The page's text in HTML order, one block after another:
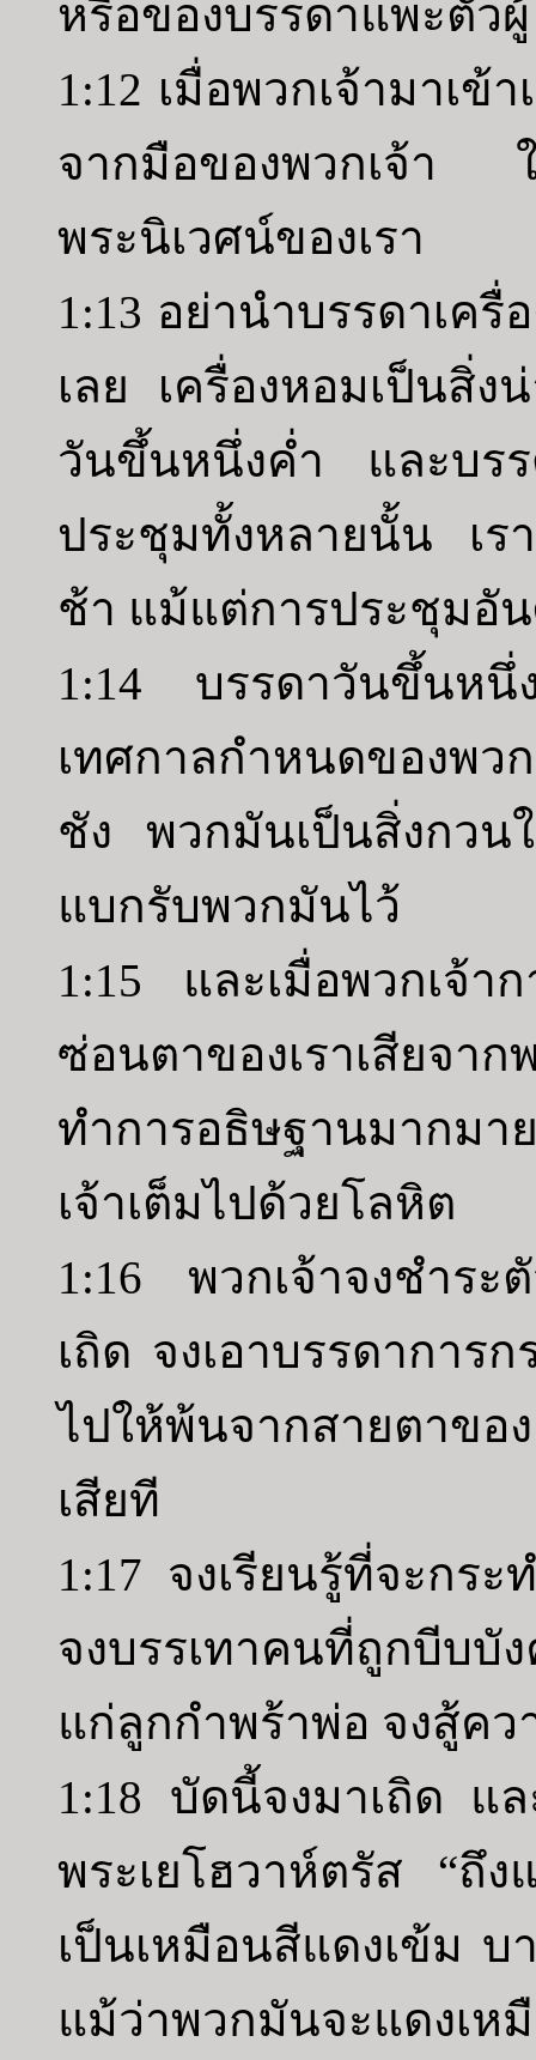
หรือของบรรดาแพะตัวผู้
1:12 เมื่อพวกเจ้ามาเข้
จากมือของพวกเจ้า ใ
พระนิเวศน์ของเรา
1:13 อย่านำบรรดาเค
เลย เครื่องหอมเป็นสิ่ง
วันขึ้นหนึ่งค่ำ และบรร
ประชุมทั้งหลายนั้น เร
ช้า แม้แต่การประชุมอั
1:14 บรรดาวันขึ้นหนึ่
เทศกาลกำหนดของพว
ชัง พวกมันเป็นสิ่งกวน
แบกรับพวกมันไว้
1:15 และเมื่อพวกเจ้า
ซ่อนตาของเราเสียจาก
ทำการอธิษฐานมากม
เจ้าเต็มไปด้วยโลหิต
1:16 พวกเจ้าจงชำระ
เถิด จงเอาบรรดาการ
ไปให้พ้นจากสายตาขอ
เสียที
1:17 จงเรียนรู้ที่จะกร
จงบรรเทาคนที่ถูกบีบ
แก่ลูกกำพร้าพ่อ จงสู้ค
1:18 บัดนี้จงมาเถิด แล
พระเยโฮวาห์ตรัส “ถึง
เป็นเหมือนสีแดงเข้ม
แม้ว่าพวกมันจะแดงเ